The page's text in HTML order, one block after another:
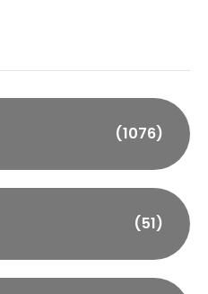
(1076)
(51)